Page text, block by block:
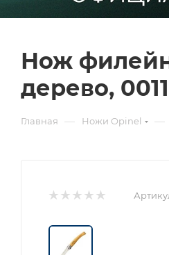
Нож
дерево,
Главная — Ножи Opinel —